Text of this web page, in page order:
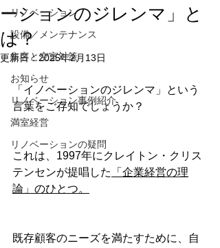
リノベーション
設備／メンテナンス
集客と空室対策
お知らせ
リノベーション事例紹介
満室経営
リノベーションの疑問
ーションのジレンマ」と
は？
更新日：2025年2月13日
「イノベーションのジレンマ」という
言葉をご存知でしょうか？
これは、1997年にクレイトン・クリス
テンセンが提唱した
「企業経営の理
論」のひとつ。
既存顧客のニーズを満たすために、自